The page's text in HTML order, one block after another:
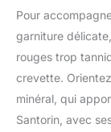
Pour
garniture
rouges trop
crevette.
minéral, qui
Santorin, avec